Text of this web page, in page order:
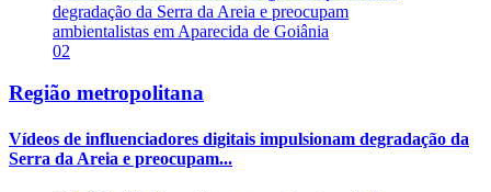
02
Região metropolitana
Vídeos de influenciadores digitais impulsionam degradação da
Serra da Areia e preocupam...